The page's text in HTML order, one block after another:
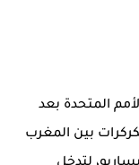
المتحدة بعد
بين المغرب